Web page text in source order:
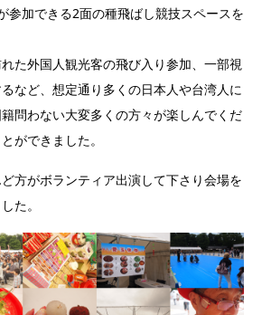
参加できる2面の種飛ばし競技スペースを
た外国人観光客の飛び入り参加、一部視
など、想定通り多くの日本人や台湾人に
問わない大変多くの方々が楽しんでくだ
ができました。
方がボランティア出演して下さり会場を
た。